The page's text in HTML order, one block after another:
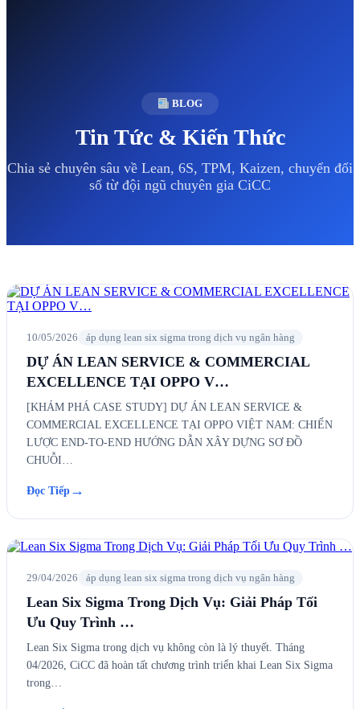
BLOG
Tin Tức & Kiến Thức
Chia sẻ chuyên sâu về Lean, 6S, TPM, Kaizen, chuyển đổi
số từ đội ngũ chuyên gia CiCC
10/05/2026 áp dụng lean six sigma trong dịch vụ ngân hàng
DỰ ÁN LEAN SERVICE & COMMERCIAL
EXCELLENCE TẠI OPPO V…
[KHÁM PHÁ CASE STUDY] DỰ ÁN LEAN SERVICE &
COMMERCIAL EXCELLENCE TẠI OPPO VIỆT NAM: CHIẾN
LƯỢC END-TO-END HƯỚNG DẪN XÂY DỰNG SƠ ĐỒ
CHUỖI…
Đọc Tiếp →
29/04/2026 áp dụng lean six sigma trong dịch vụ ngân hàng
Lean Six Sigma Trong Dịch Vụ: Giải Pháp Tối
Ưu Quy Trình …
Lean Six Sigma trong dịch vụ không còn là lý thuyết. Tháng
04/2026, CiCC đã hoàn tất chương trình triển khai Lean Six Sigma
trong…